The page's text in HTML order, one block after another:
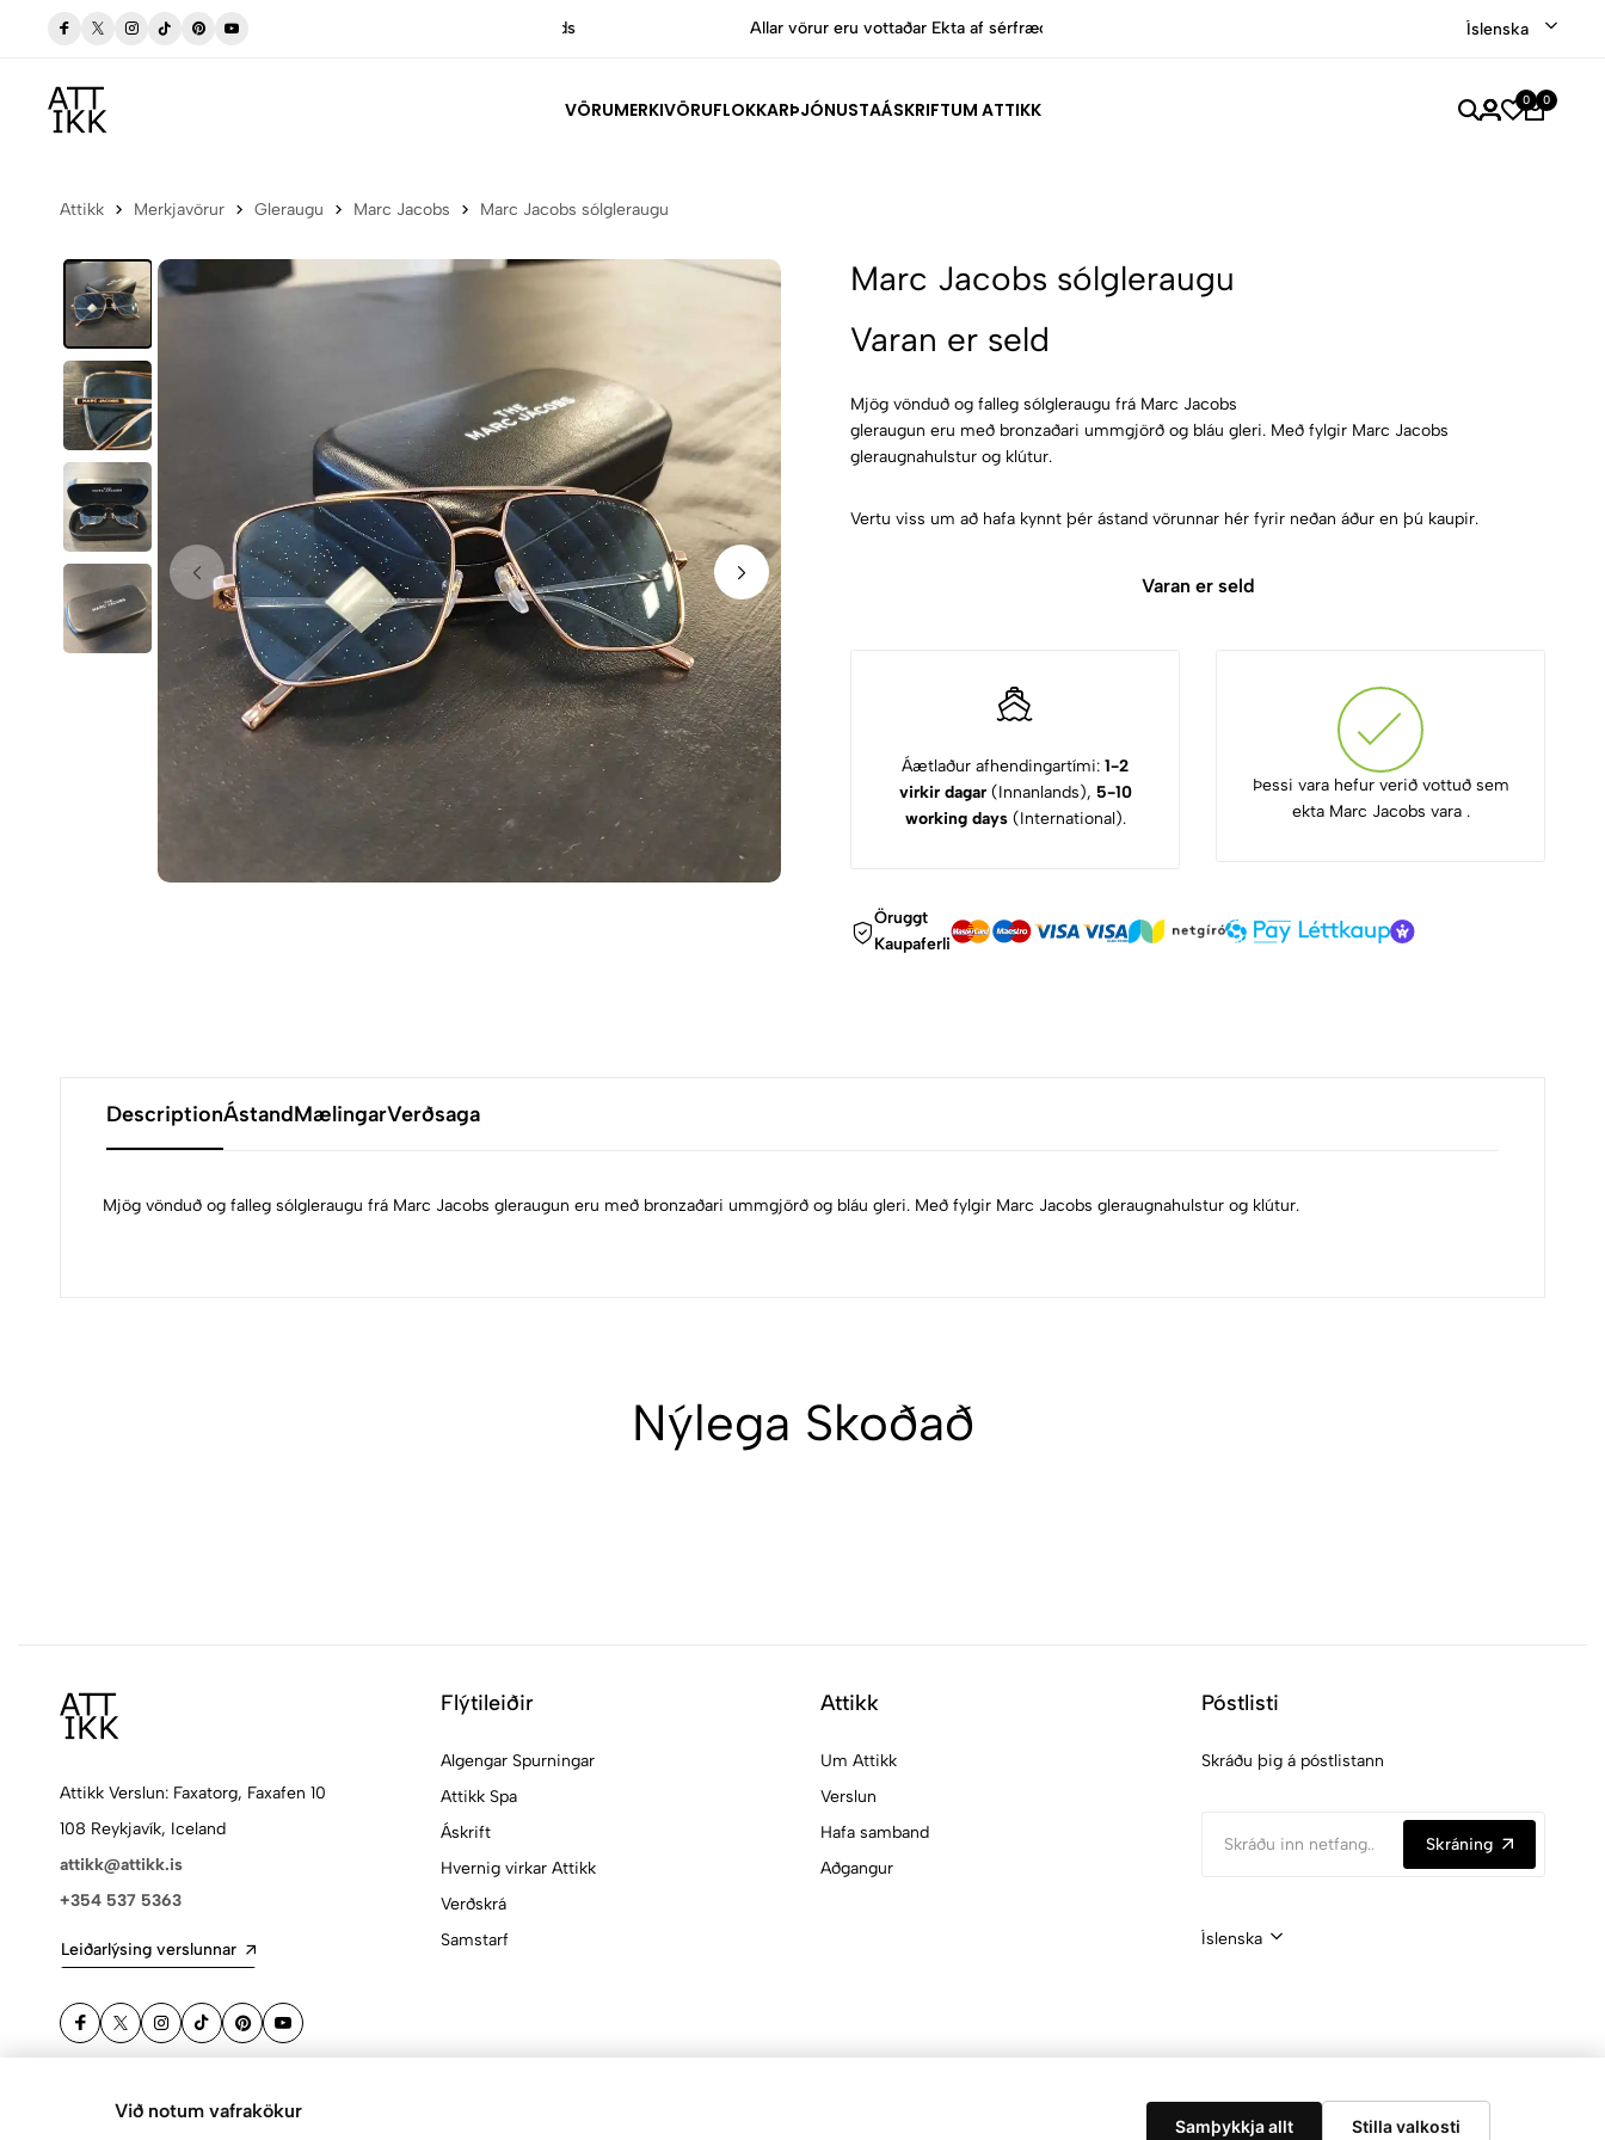
Við notum vafrakökur
Samþykkja allt Stilla valkosti
Frí sending í póstbox innan Íslands Allar vörur eru vottaðar Ekta af sérfræðingum Íslenska
VÖRUMERKIVÖRUFLOKKARÞJÓNUSTAÁSKRIFTUM ATTIKK 0 0
Attikk Merkjavörur Gleraugu Marc Jacobs Marc Jacobs sólgleraugu
Marc Jacobs sólgleraugu
Varan er seld
Mjög vönduð og falleg sólgleraugu frá Marc Jacobs
gleraugun eru með bronzaðari ummgjörð og bláu gleri. Með fylgir Marc Jacobs
gleraugnahulstur og klútur.
Vertu viss um að hafa kynnt þér ástand vörunnar hér fyrir neðan áður en þú kaupir.
Varan er seld
Áætlaður afhendingartími: 1-2
virkir dagar (Innanlands), 5-10
working days(International).
Þessi vara hefur verið vottuð sem
ekta Marc Jacobs vara .
Öruggt
Kaupaferli
DescriptionÁstandMælingarVerðsaga
Mjög vönduð og falleg sólgleraugu frá Marc Jacobs gleraugun eru með bronzaðari ummgjörð og bláu gleri. Með fylgir Marc Jacobs gleraugnahulstur og klútur.
Nýlega Skoðað
Attikk Verslun: Faxatorg, Faxafen 10
108 Reykjavík, Iceland
attikk@attikk.is
+354 537 5363
Leiðarlýsing verslunnar
Flýtileiðir
Algengar Spurningar
Attikk Spa
Áskrift
Hvernig virkar Attikk
Verðskrá
Samstarf
Attikk
Um Attikk
Verslun
Hafa samband
Aðgangur
Póstlisti
Skráðu þig á póstlistann
Skráning
Íslenska